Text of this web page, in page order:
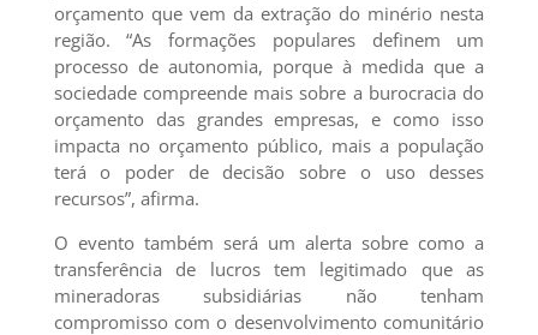
orçamento que vem da extração do minério nesta
região. “As formações populares definem um
processo de autonomia, porque à medida que a
sociedade compreende mais sobre a burocracia do
orçamento das grandes empresas, e como isso
impacta no orçamento público, mais a população
terá o poder de decisão sobre o uso desses
recursos”, afirma.
O evento também será um alerta sobre como a
transferência de lucros tem legitimado que as
mineradoras subsidiárias não tenham
compromisso com o desenvolvimento comunitário